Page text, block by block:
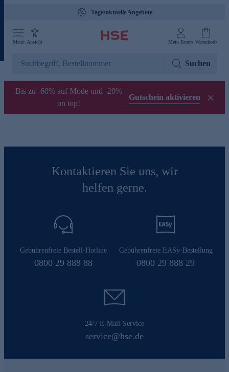
Tagesaktuelle Angebote
Menü Ansicht Mein Konto Warenkorb
Suchen
Bis zu -60% auf Mode und -20%
on top!
Gutschein aktivieren
Kontaktieren Sie uns, wir
helfen gerne.
Gebührenfreie Bestell-Hotline
0800 29 888 88
Gebührenfreie EASy-Bestellung
0800 29 888 29
24/7 E-Mail-Service
service@hse.de